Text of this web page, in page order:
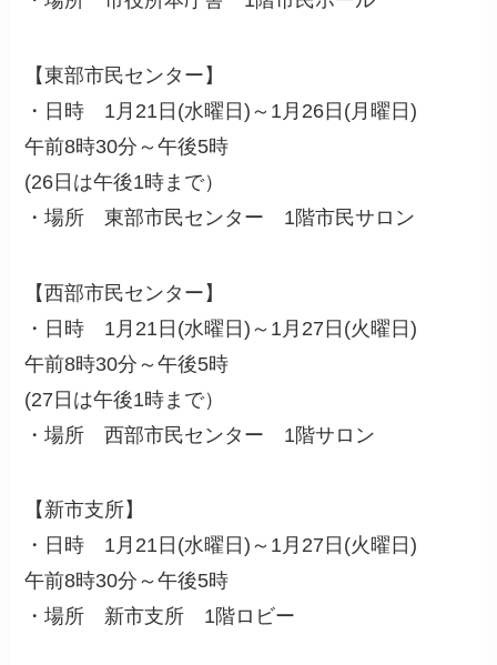
【東部市民センター】
・日時 1月21日(水曜日)～1月26日(月曜日)
午前8時30分～午後5時
(26日は午後1時まで）
・場所 東部市民センター 1階市民サロン
【西部市民センター】
・日時 1月21日(水曜日)～1月27日(火曜日)
午前8時30分～午後5時
(27日は午後1時まで）
・場所 西部市民センター 1階サロン
【新市支所】
・日時 1月21日(水曜日)～1月27日(火曜日)
午前8時30分～午後5時
・場所 新市支所 1階ロビー